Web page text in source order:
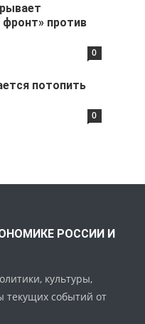
фронт» против
0
потопить
0
РОССИИ И
культуры,
текущих событий от